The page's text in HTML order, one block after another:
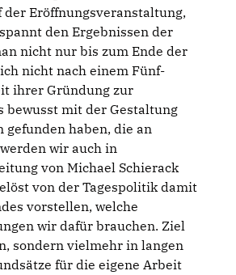
der Eröffnungsveranstaltung,
den Ergebnissen der
nicht nur bis zum Ende der
nicht nach einem Fünf-
ihrer Gründung zur
bewusst mit der Gestaltung
haben, die an
wir auch in
von Michael Schierack
von der Tagespolitik damit
vorstellen, welche
wir dafür brauchen. Ziel
sondern vielmehr in langen
für die eigene Arbeit